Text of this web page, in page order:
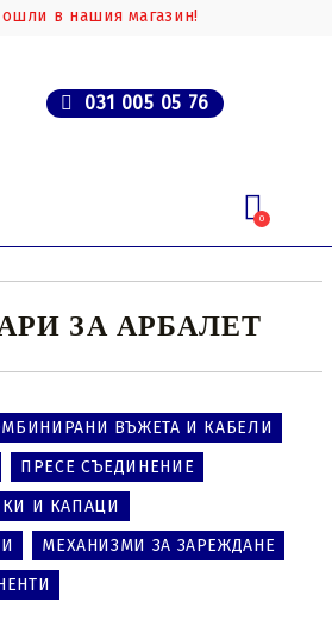
в нашия магазин!
031 005 05 76
0
ЗА АРБАЛЕТ
ВЪЖЕТА И КАБЕЛИ
ПРЕСЕ СЪЕДИНЕНИЕ
И КАПАЦИ
МЕХАНИЗМИ ЗА ЗАРЕЖДАНЕ